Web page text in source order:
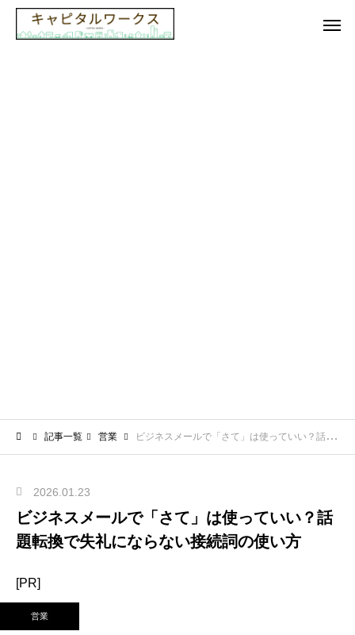
記事一覧 営業 ビジネスメールで「さて」は使っていい？話題転換で失礼にならない接続詞の使い方
2026.01.23
ビジネスメールで「さて」は使っていい？話
題転換で失礼にならない接続詞の使い方
[PR]
営業